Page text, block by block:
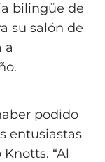
bilingüe de
su salón de
a
podido
entusiastas
“Al